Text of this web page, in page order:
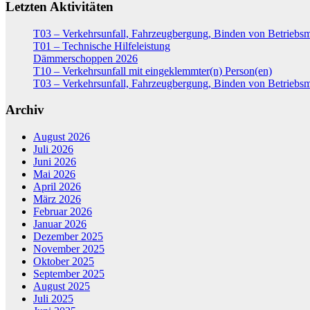
Letzten Aktivitäten
T03 – Verkehrsunfall, Fahrzeugbergung, Binden von
T01 – Technische Hilfeleistung
Dämmerschoppen 2026
T10 – Verkehrsunfall mit eingeklemmter(n) Person(en)
T03 – Verkehrsunfall, Fahrzeugbergung, Binden von
Archiv
August 2026
Juli 2026
Juni 2026
Mai 2026
April 2026
März 2026
Februar 2026
Januar 2026
Dezember 2025
November 2025
Oktober 2025
September 2025
August 2025
Juli 2025